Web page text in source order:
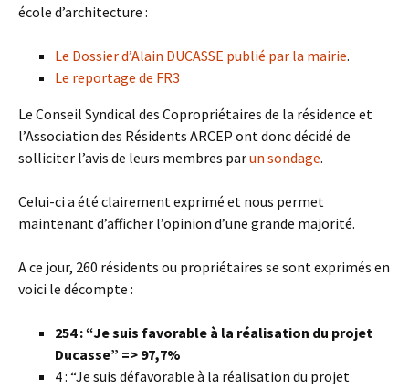
école d’architecture :
Le Dossier d’Alain DUCASSE publié par la mairie.
Le reportage de FR3
Le Conseil Syndical des Copropriétaires de la résidence et
l’Association des Résidents ARCEP ont donc décidé de
solliciter l’avis de leurs membres parun sondage.
Celui-ci a été clairement exprimé et nous permet
maintenant d’afficher l’opinion d’une grande majorité.
A ce jour, 260 résidents ou propriétaires se sont exprimés en
voici le décompte :
254 : “Je suis favorable à la réalisation du projet
Ducasse” => 97,7%
4 : “Je suis défavorable à la réalisation du projet